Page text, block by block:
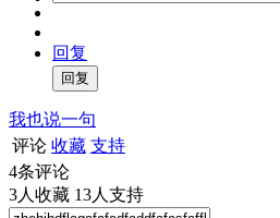
回复
我也说一句
评论 收藏 支持
4条评论
3人收藏 13人支持